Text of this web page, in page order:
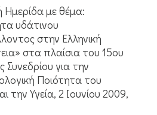
Ημερίδα με θέμα:
υδάτινου
στην Ελληνική
στα πλαίσια του 15ου
Συνεδρίου για την
Ποιότητα του
την Υγεία, 2 Ιουνίου 2009,